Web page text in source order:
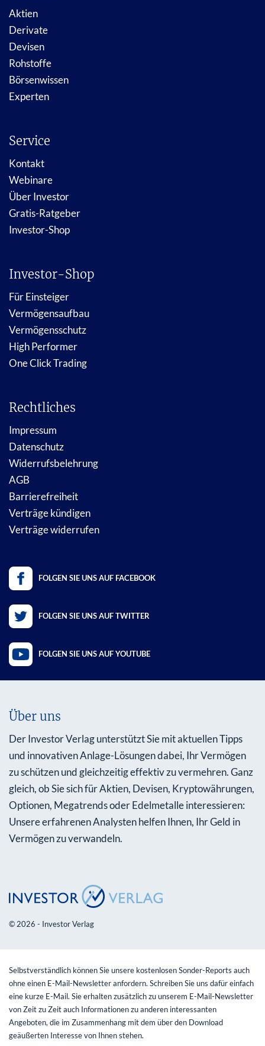
Aktien
Derivate
Devisen
Rohstoffe
Börsenwissen
Experten
Service
Kontakt
Webinare
Über Investor
Gratis-Ratgeber
Investor-Shop
Investor-Shop
Für Einsteiger
Vermögensaufbau
Vermögensschutz
High Performer
One Click Trading
Rechtliches
Impressum
Datenschutz
Widerrufsbelehrung
AGB
Barrierefreiheit
Verträge kündigen
Verträge widerrufen
FOLGEN SIE UNS AUF FACEBOOK
FOLGEN SIE UNS AUF TWITTER
FOLGEN SIE UNS AUF YOUTUBE
Über uns
Der Investor Verlag unterstützt Sie mit aktuellen Tipps
und innovativen Anlage-Lösungen dabei, Ihr Vermögen
zu schützen und gleichzeitig effektiv zu vermehren. Ganz
gleich, ob Sie sich für Aktien, Devisen, Kryptowährungen,
Optionen, Megatrends oder Edelmetalle interessieren:
Unsere erfahrenen Analysten helfen Ihnen, Ihr Geld in
Vermögen zu verwandeln.
© 2026 - Investor Verlag
Selbstverständlich können Sie unsere kostenlosen Sonder-Reports auch
ohne einen E-Mail-Newsletter anfordern. Schreiben Sie uns dafür einfach
eine kurze E-Mail. Sie erhalten zusätzlich zu unserem E-Mail-Newsletter
von Zeit zu Zeit auch Informationen zu anderen interessanten
Angeboten, die im Zusammenhang mit dem über den Download
geäußerten Interesse von Ihnen stehen.